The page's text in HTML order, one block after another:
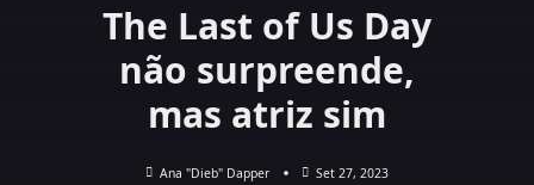
The Last of Us Day
não surpreende,
mas atriz sim
Ana "Dieb" Dapper Set 27, 2023